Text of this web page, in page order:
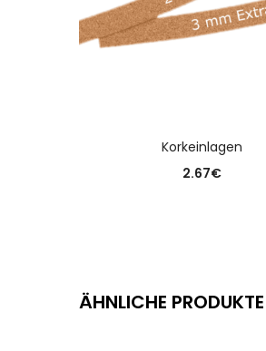
Korkeinlagen
2.67€
ÄHNLICHE PRODUKTE